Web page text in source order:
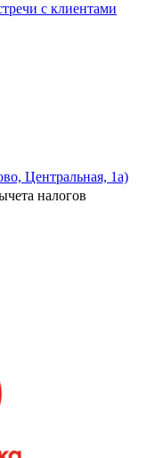
с клиентами
Центральная, 1а)
налогов